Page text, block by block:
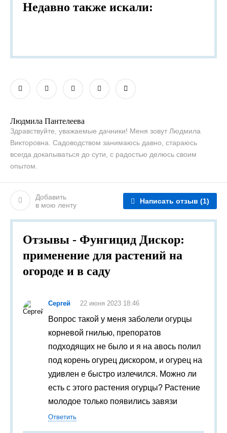
Недавно также искали:
Людмила Пантелеева
Здравствуйте, уважаемые дачники! Меня зовут Людмила
Викторовна. Садоводством занимаюсь давно, стараюсь
всегда докапываться до сути, с радостью делюсь своим
опытом.
Добавить
в мою ленту
Написать отзыв (1)
Отзывы - Фунгицид Дискор:
применение для растений на
огороде и в саду
Сергей 22 июня 2023 18:46
Вопрос такой у меня заболели огурцы
корневой гнилью, препоратов
подходящих не было и я на авось полил
под корень огурец дискором, и огурец на
удивлен е быстро излечился. Можно ли
есть с этого растения огурцы? Растение
молодое только появились завязи
Ответить